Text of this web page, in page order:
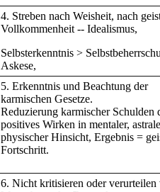
4. Streben nach Weisheit, nach
Vollkommenheit -- Idealismus,
Selbsterkenntnis >
Askese,
5. Erkenntnis und Beachtung der
karmischen Gesetze.
Reduzierung karmischer Schulden
positives Wirken in mentaler,
physischer Hinsicht, Ergebnis =
Fortschritt.
6. Nicht kritisieren oder verurteilen